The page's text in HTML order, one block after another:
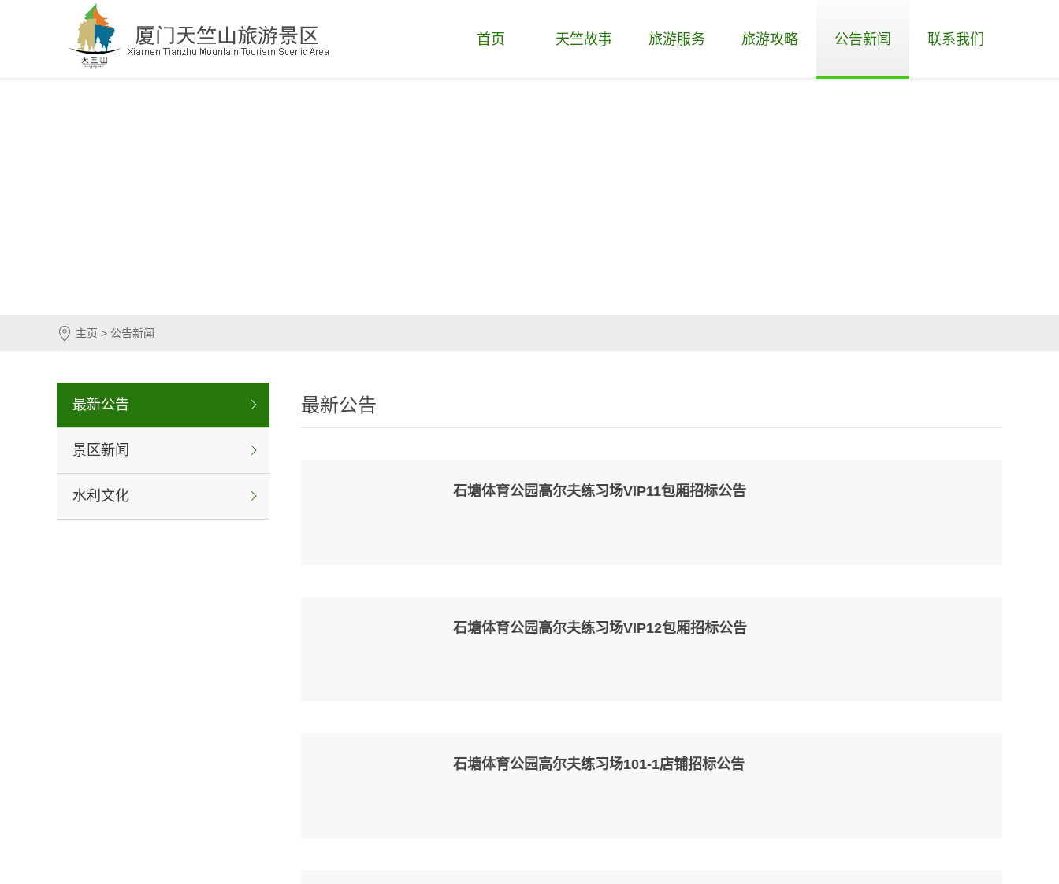
首页 天竺故事 旅游服务 旅游攻略 公告新闻 联系我们
主页 > 公告新闻
最新公告
景区新闻
水利文化
最新公告
石塘体育公园高尔夫练习场VIP11包厢招标公告
石塘体育公园高尔夫练习场VIP12包厢招标公告
石塘体育公园高尔夫练习场101-1店铺招标公告